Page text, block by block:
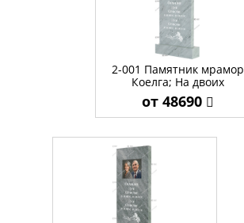
2-001 Памятник мрамор
Коелга; На двоих
от 48690